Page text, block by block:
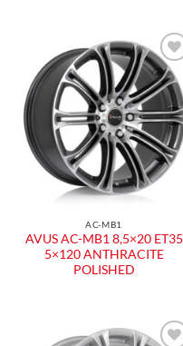
AC-MB1
AVUS AC-MB1 8,5×20 ET35
5×120 ANTHRACITE
POLISHED